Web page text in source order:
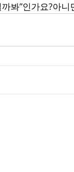
봐”인가요?아니